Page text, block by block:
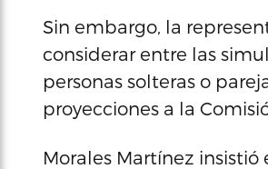
Sin embargo, la
considerar entre las
personas solteras o
proyecciones a la
Morales Martínez